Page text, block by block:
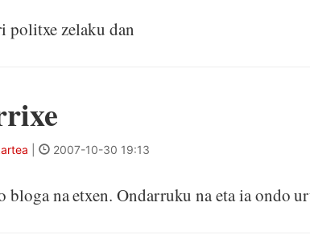
politxe zelaku dan
2007-10-30 19:13
bloga na etxen. Ondarruku na eta ia ondo